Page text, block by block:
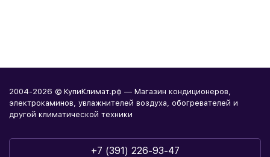
2004-2026 © КупиКлимат.рф — Магазин кондиционеров,
электрокаминов, увлажнителей воздуха, обогревателей и
другой климатической техники
+7 (391) 226-93-47